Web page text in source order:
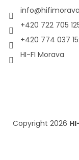
info@
+420 722 705
+420 774 037
HI-FI Morava
Copyright 2026